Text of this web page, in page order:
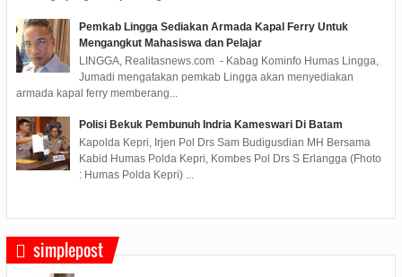
Pemkab Lingga Sediakan Armada Kapal Ferry Untuk
Mengangkut Mahasiswa dan Pelajar
LINGGA, Realitasnews.com - Kabag Kominfo Humas Lingga,
Jumadi mengatakan pemkab Lingga akan menyediakan
armada kapal ferry memberang...
Polisi Bekuk Pembunuh Indria Kameswari Di Batam
Kapolda Kepri, Irjen Pol Drs Sam Budigusdian MH Bersama
Kabid Humas Polda Kepri, Kombes Pol Drs S Erlangga (Fhoto
: Humas Polda Kepri) ...
simplepost